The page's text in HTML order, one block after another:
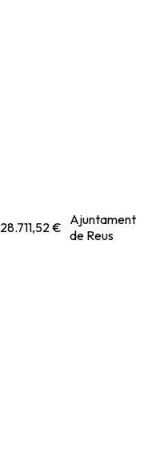
28.711,52 € Ajuntament
de Reus